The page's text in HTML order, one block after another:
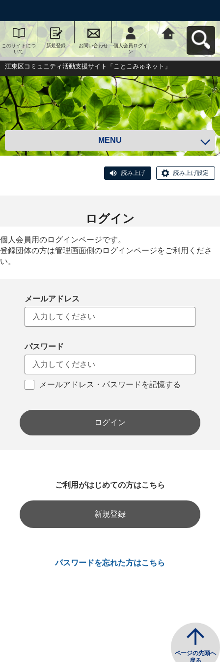
このサイトにつ
いて
新規登録 お問い合わせ
個人会員ログイ
ン
江東区コミュニ
ティ活動支援サ
イト「ことこみ
ゅネット」へ戻
る
江東区コミュニティ活動支援サイト「ことこみゅネット」
MENU
読み上げ 読み上げ設定
ログイン
個人会員用のログインページです。
登録団体の方は管理画面側のログインページをご利用くださ
い。
メールアドレス
パスワード
メールアドレス・パスワードを記憶する
ログイン
ご利用がはじめての方はこちら
新規登録
パスワードを忘れた方はこちら
ページの先頭へ
戻る